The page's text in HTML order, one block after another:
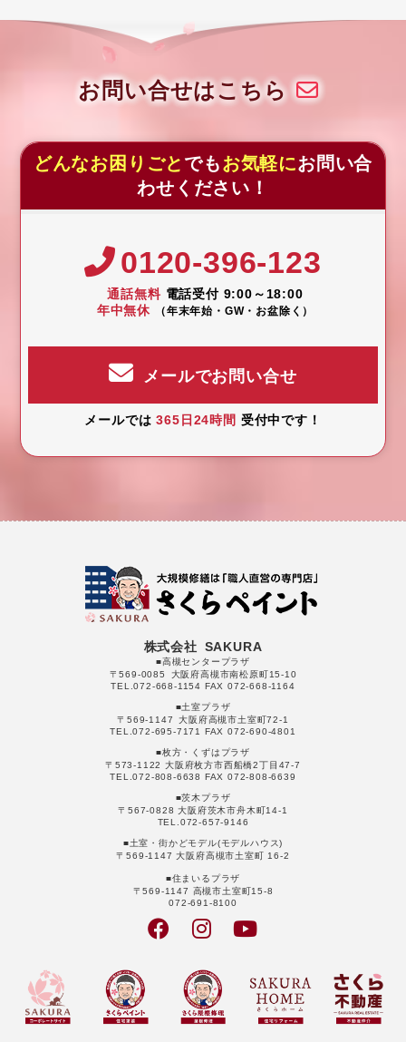
お問い合せはこちら
どんなお困りごと でもお気軽にお問い合
わせください！
0120-396-123
通話無料 電話受付 9:00～18:00
年中無休
（年末年始・GW・お盆除く）
メールでお問い合せ
メールでは 365日24時間 受付中です！
株式会社 SAKURA
■高槻センタープラザ
〒569-0085 大阪府高槻市南松原町15-10
TEL.072-668-1154 FAX 072-668-1164
■土室プラザ
〒569-1147 大阪府高槻市土室町72-1
TEL.072-695-7171 FAX 072-690-4801
■枚方・くずはプラザ
〒573-1122 大阪府枚方市西船橋2丁目47-7
TEL.072-808-6638 FAX 072-808-6639
■茨木プラザ
〒567-0828 大阪府茨木市舟木町14-1
TEL.072-657-9146
■土室・街かどモデル(モデルハウス)
〒569-1147 大阪府高槻市土室町 16-2
■住まいるプラザ
〒569-1147 高槻市土室町15-8
072-691-8100